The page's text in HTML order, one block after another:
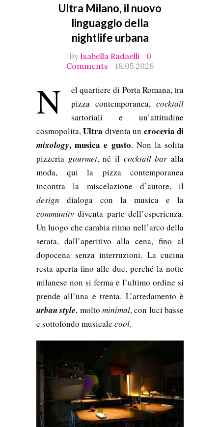
Ultra Milano, il nuovo
linguaggio della
nightlife urbana
By Isabella Radaelli
0
Comments
18.05.2026
N
el quartiere di Porta Romana, tra
pizza contemporanea, cocktail
sartoriali e un’attitudine
cosmopolita,Ultra diventa un crocevia di
mixology, musica e gusto. Non la solita
pizzeria gourmet, né il cocktail bar alla
moda, qui la pizza contemporanea
incontra la miscelazione d’autore, il
design dialoga con la musica e la
community diventa parte dell’esperienza.
Un luogo che cambia ritmo nell’arco della
serata, dall’aperitivo alla cena, fino al
dopocena senza interruzioni. La cucina
resta aperta fino alle due, perché la notte
milanese non si ferma e l’ultimo ordine si
prende all’una e trenta. L’arredamento è
urban style, moltominimal, con luci basse
e sottofondo musicale cool.